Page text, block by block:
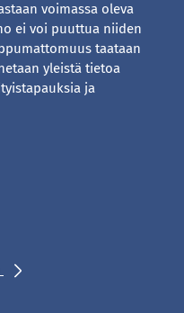
voimassa oleva
ei voi puuttua niiden
taataan
yleistä tietoa
ja